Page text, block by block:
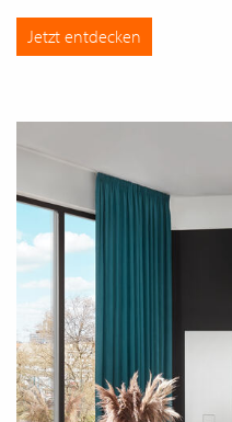
Jetzt entdecken